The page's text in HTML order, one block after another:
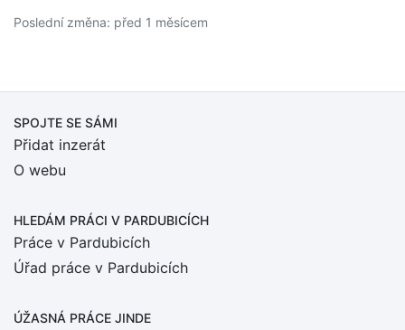
Poslední změna: před 1 měsícem
SPOJTE SE SÁMI
Přidat inzerát
O webu
HLEDÁM PRÁCI V PARDUBICÍCH
Práce v Pardubicích
Úřad práce v Pardubicích
ÚŽASNÁ PRÁCE JINDE